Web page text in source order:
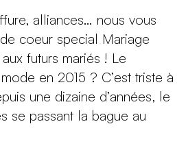
alliances… nous vous
coeur special Mariage
futurs mariés ! Le
en 2015 ? C’est triste à
une dizaine d’années, le
se passant la bague au